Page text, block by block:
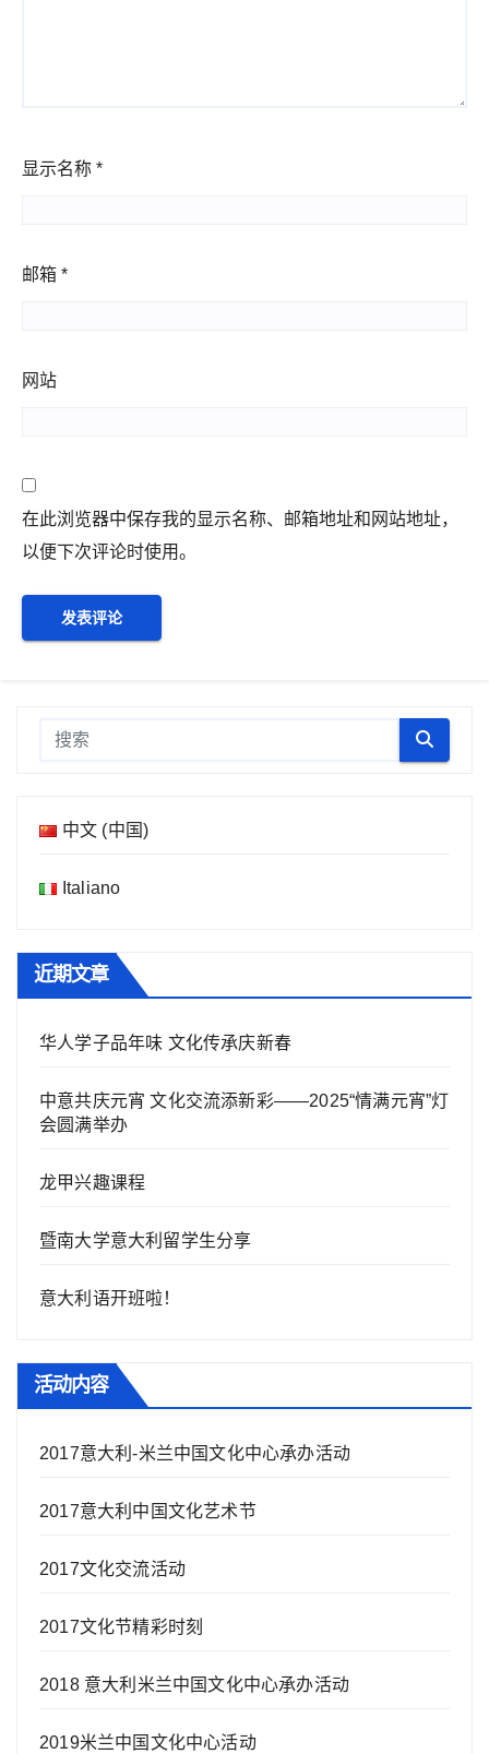
显示名称 *
邮箱 *
网站
在此浏览器中保存我的显示名称、邮箱地址和网站地址，
以便下次评论时使用。
中文 (中国)
Italiano
近期文章
华人学子品年味 文化传承庆新春
中意共庆元宵 文化交流添新彩——2025“情满元宵”灯
会圆满举办
龙甲兴趣课程
暨南大学意大利留学生分享
意大利语开班啦！
活动内容
2017意大利-米兰中国文化中心承办活动
2017意大利中国文化艺术节
2017文化交流活动
2017文化节精彩时刻
2018 意大利米兰中国文化中心承办活动
2019米兰中国文化中心活动